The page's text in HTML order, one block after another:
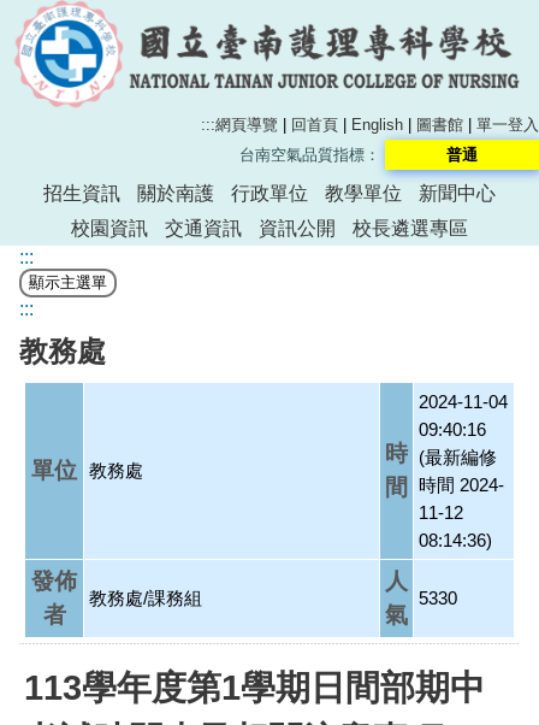
:::網頁導覽 | 回首頁 | English | 圖書館 | 單一登入
台南空氣品質指標：
普通
招生資訊 關於南護 行政單位 教學單位
新聞中心
校園資訊
交通資訊 資訊公開
校長遴選專區
:::
:::
教務處
單位 教務處
時
間
2024-11-04
09:40:16
(最新編修
時間 2024-
11-12
08:14:36)
發佈
者
教務處/課務組
人
氣
5330
113學年度第1學期日間部期中